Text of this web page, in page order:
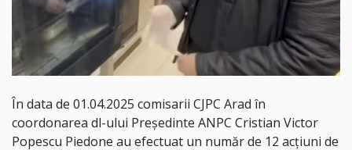
În data de 01.04.2025 comisarii CJPC Arad în
coordonarea dl-ului Președinte ANPC Cristian Victor
Popescu Piedone au efectuat un număr de 12 acțiuni de